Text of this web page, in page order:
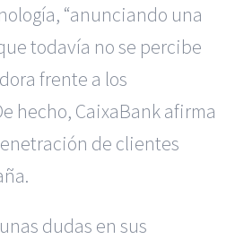
“anunciando una
todavía no se percibe
frente a los
hecho, CaixaBank afirma
de clientes
dudas en sus